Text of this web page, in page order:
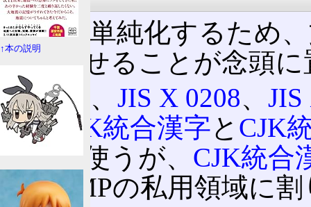
処理を単純化するため
で済ませることが念頭
従って、JIS X 0208、JIS
ち、CJK統合漢字と CJK
のまま使うが、 CJK統合
は、BMPの私用領域に
↑本の説明